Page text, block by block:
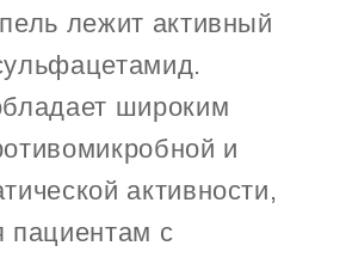
лежит активный
широким
и
активности,
пациентам с